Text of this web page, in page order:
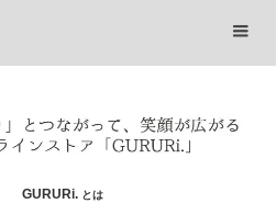
GURURi. とは